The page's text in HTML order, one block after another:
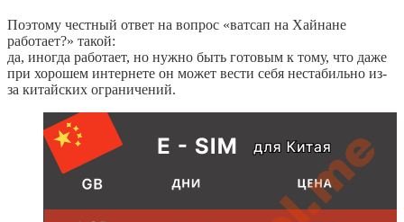
Поэтому честный ответ на вопрос «ватсап на Хайнане
работает?» такой:
да, иногда работает, но нужно быть готовым к тому, что даже
при хорошем интернете он может вести себя нестабильно из-
за китайских ограничений.